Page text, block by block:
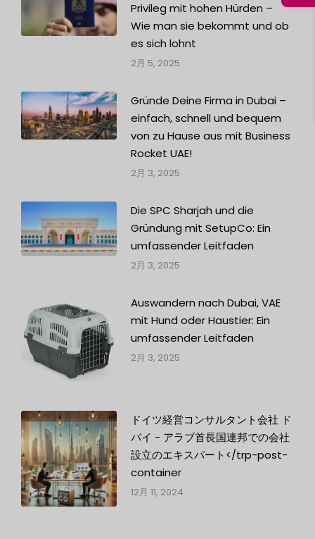
Privileg mit hohen Hürden –
Wie man sie bekommt und ob
es sich lohnt
2月 5, 2025
Gründe Deine Firma in Dubai –
einfach, schnell und bequem
von zu Hause aus mit Business
Rocket UAE!
2月 3, 2025
Die SPC Sharjah und die
Gründung mit SetupCo: Ein
umfassender Leitfaden
2月 3, 2025
Auswandern nach Dubai, VAE
mit Hund oder Haustier: Ein
umfassender Leitfaden
2月 3, 2025
ドイツ経営コンサルタント会社 ド
バイ - アラブ首長国連邦での会社
設立のエキスパート</trp-post-
container
12月 11, 2024